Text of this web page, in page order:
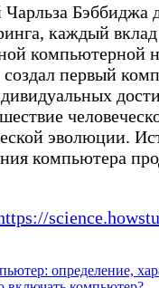
Бэббиджа
каждый
компьютерной
создал первый
эволюции.
компьютера
определение,